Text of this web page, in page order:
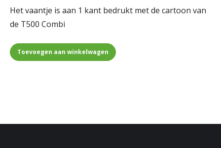
Het vaantje is aan 1 kant bedrukt met de cartoon van
de T500 Combi
Toevoegen aan winkelwagen